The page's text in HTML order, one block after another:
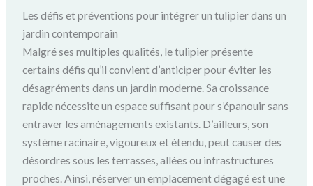
Les défis et préventions pour intégrer un tulipier dans un
jardin contemporain
Malgré ses multiples qualités, le tulipier présente
certains défis qu’il convient d’anticiper pour éviter les
désagréments dans un jardin moderne. Sa croissance
rapide nécessite un espace suffisant pour s’épanouir sans
entraver les aménagements existants. D’ailleurs, son
système racinaire, vigoureux et étendu, peut causer des
désordres sous les terrasses, allées ou infrastructures
proches. Ainsi, réserver un emplacement dégagé est une